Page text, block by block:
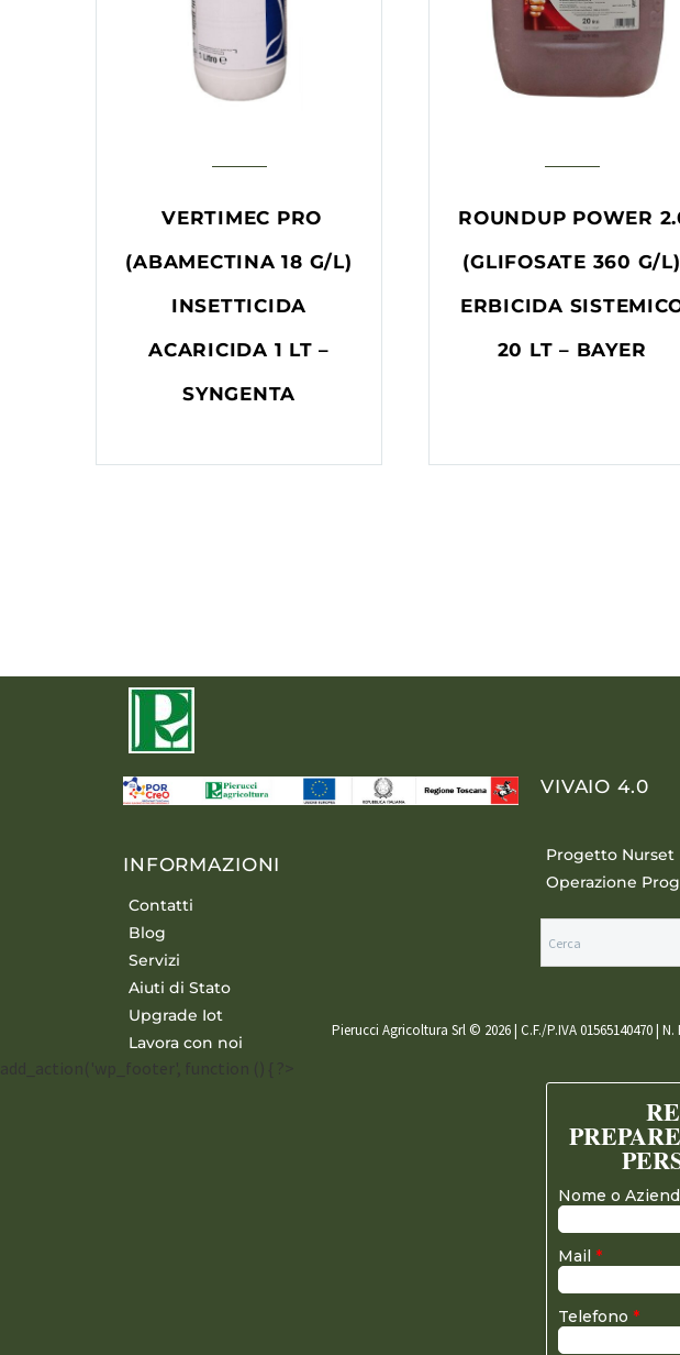
VERTIMEC PRO
(ABAMECTINA 18 G/L)
INSETTICIDA
ACARICIDA 1 LT –
SYNGENTA
ROUNDUP POWER
(GLIFOSATE 360 G/L)
ERBICIDA
20 LT – BAYER
INFORMAZIONI
Contatti
Blog
Servizi
Aiuti di Stato
Upgrade Iot
Lavora con noi
VIVAIO 4.0
Progetto Nurset
Operazione
Pierucci Agricoltura Srl © 2026 | C.F./P.IVA 01565140470 |
add_action('wp_footer', function () { ?>